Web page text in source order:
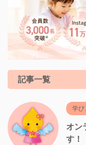
記事一覧
学び
オン
す！